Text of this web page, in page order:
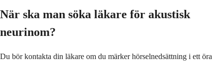
När ska man söka läkare för akustisk
neurinom?
Du bör kontakta din läkare om du märker hörselnedsättning i ett öra